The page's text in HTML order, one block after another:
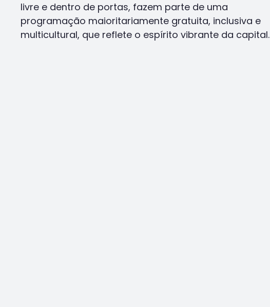
livre e dentro de portas, fazem parte de uma
programação maioritariamente gratuita, inclusiva e
multicultural, que reflete o espírito vibrante da capital.